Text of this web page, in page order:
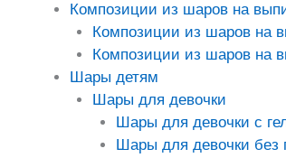
Композиции из шаров на
Композиции из шаров на
Композиции из шаров на
Шары детям
Шары для девочки
Шары для девочки с
Шары для девочки без